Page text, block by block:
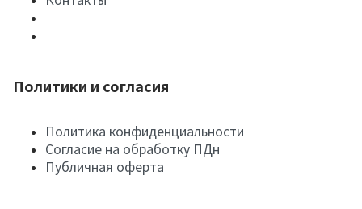
Политики и согласия
Политика конфиденциальности
Согласие на обработку ПДн
Публичная оферта